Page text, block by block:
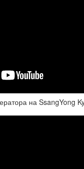
на SsangYong